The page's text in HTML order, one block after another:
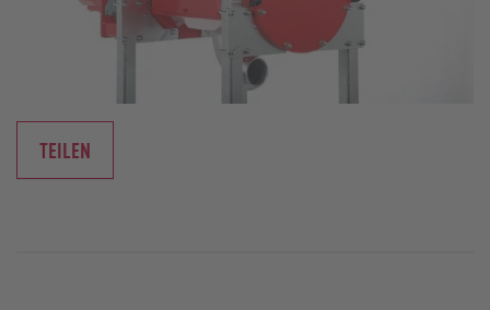
TEILEN